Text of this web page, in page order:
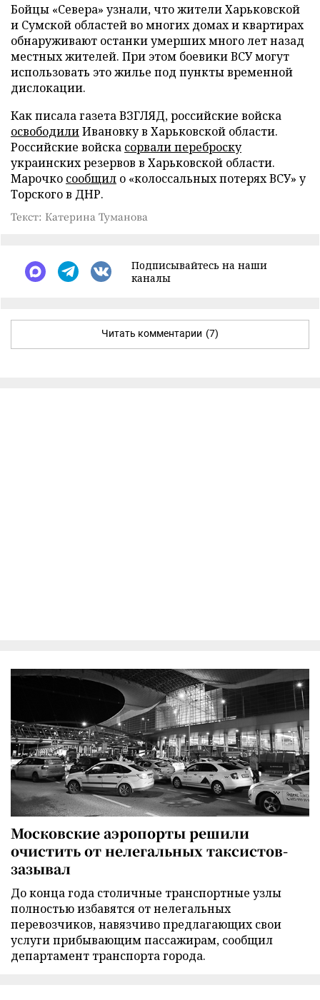
Бойцы «Севера» узнали, что жители Харьковской
и Сумской областей во многих домах и квартирах
обнаруживают останки умерших много лет назад
местных жителей. При этом боевики ВСУ могут
использовать это жилье под пункты временной
дислокации.
Как писала газета ВЗГЛЯД, российские войска
освободилиИвановку в Харьковской области.
Российские войска сорвали переброску
украинских резервов в Харьковской области.
Марочко сообщил о «колоссальных потерях ВСУ» у
Торского в ДНР.
Текст: Катерина Туманова
Подписывайтесь на наши
каналы
Читать комментарии (7)
Московские аэропорты решили
очистить от нелегальных таксистов-
зазывал
До конца года столичные транспортные узлы
полностью избавятся от нелегальных
перевозчиков, навязчиво предлагающих свои
услуги прибывающим пассажирам, сообщил
департамент транспорта города.